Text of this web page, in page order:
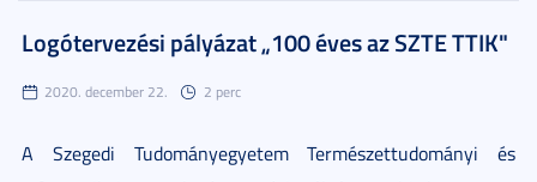
Logótervezési pályázat „100 éves az SZTE TTIK"
2020. december 22. 2 perc
A Szegedi Tudományegyetem Természettudományi és